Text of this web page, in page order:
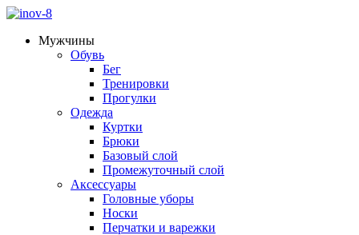
Мужчины
Обувь
Бег
Тренировки
Прогулки
Одежда
Куртки
Брюки
Базовый слой
Промежуточный слой
Аксессуары
Головные уборы
Носки
Перчатки и варежки